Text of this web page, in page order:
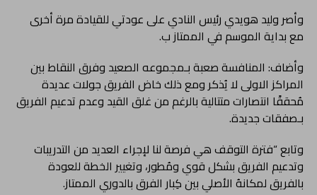
وأصر وليد هويدي رئيس النادي على عودتي للقيادة مرة أخرى
مع بداية الموسم في الممتاز ب.
وأضاف: المنافسة صعبة بـمجموعه الصعيد وفرق النقاط بين
المراكز الاولى لا يُذكر ومع ذلك خاض الفريق جولات عديدة
مُحققًا انتصارات متتالية بالرغم من غلق القيد وعدم تدعيم الفريق
بـصفقات جديدة.
وتابع “فترة التوقف هي فرصة لنا لإجراء العديد من التدريبات
وتدعيم الفريق بشكل قوي ومُطور، وتغيير الخطة للعودة
بالفريق لمكانهُ الأصلي بين كِبار الفرق بالدوري الممتاز.